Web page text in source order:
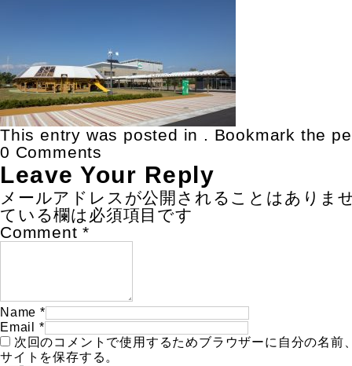
This entry was posted in . Bookmark the
0 Comments
Leave Your Reply
メールアドレスが公開されることはありま
ている欄は必須項目です
Comment *
Name *
Email
*
次回のコメントで使用するためブラウザーに自分の名前
サイトを保存する。